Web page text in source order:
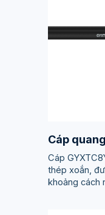
Cáp
Cáp
thép xoắn,
khoảng cách